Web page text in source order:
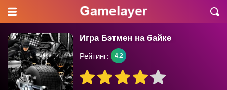
Игра Бэтмен на байке
Рейтинг: 4.2